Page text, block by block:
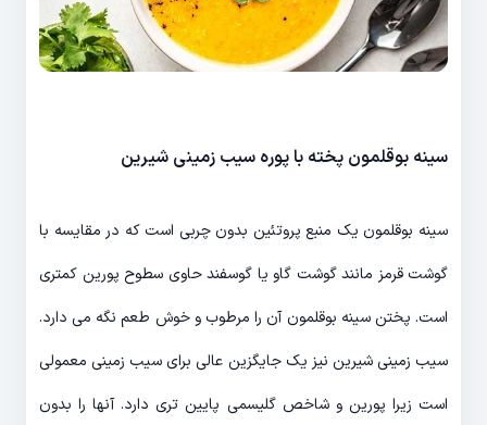
سینه بوقلمون پخته با پوره سیب زمینی شیرین
سینه بوقلمون یک منبع پروتئین بدون چربی است که در مقایسه با
گوشت قرمز مانند گوشت گاو یا گوسفند حاوی سطوح پورین کمتری
است. پختن سینه بوقلمون آن را مرطوب و خوش طعم نگه می دارد.
سیب زمینی شیرین نیز یک جایگزین عالی برای سیب زمینی معمولی
است زیرا پورین و شاخص گلیسمی پایین تری دارد. آنها را بدون